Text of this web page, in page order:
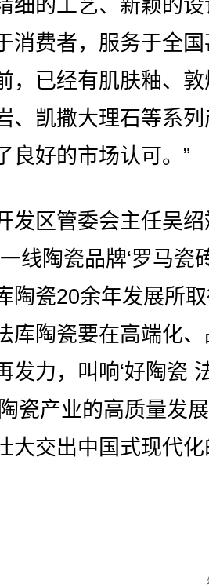
细的工艺、新颖的
消费者，服务于全
，已经有肌肤釉、
、凯撒大理石等系
良好的市场认可。”
区管委会主任吴绍
线陶瓷品牌‘罗马瓷
陶瓷20余年发展所
库陶瓷要在高端化
发力，叫响‘好陶瓷
瓷产业的高质量发
大交出中国式现代化